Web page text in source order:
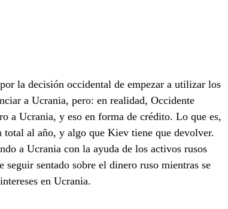
la decisión occidental de empezar a utilizar los
a Ucrania, pero: en realidad, Occidente
a Ucrania, y eso en forma de crédito. Lo que es,
al año, y algo que Kiev tiene que devolver.
a Ucrania con la ayuda de los activos rusos
seguir sentado sobre el dinero ruso mientras se
en Ucrania.